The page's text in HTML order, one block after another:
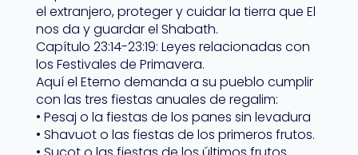
el extranjero, proteger y cuidar la tierra que El
nos da y guardar el Shabath.
Capítulo 23:14-23:19: Leyes relacionadas con
los Festivales de Primavera.
Aquí el Eterno demanda a su pueblo cumplir
con las tres fiestas anuales de regalim:
• Pesaj o la fiestas de los panes sin levadura
• Shavuot o las fiestas de los primeros frutos.